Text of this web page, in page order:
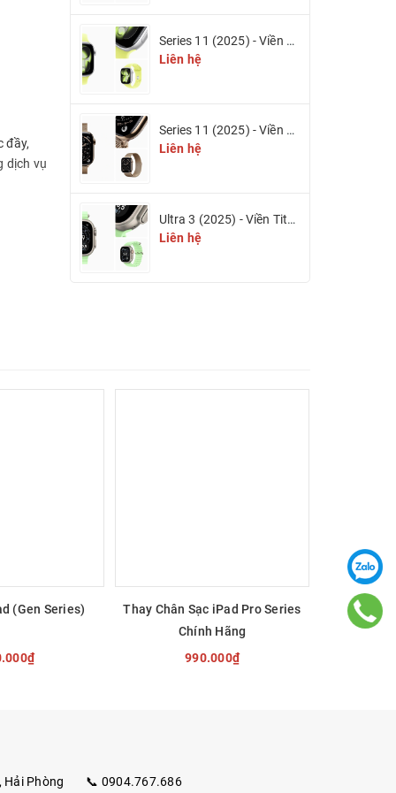
đầy,
dịch vụ
Series 11 (2025) - Viền nhôm & Dây cao su
Liên hệ
Series 11 (2025) - Viền Titan & Dây Titan Milan (eSIM)
Liên hệ
Ultra 3 (2025) - Viền Titan 49mm (eSIM)
Liên hệ
(Gen Series)
Thay Chân Sạc iPad Pro Series
Chính Hãng
990.000₫
Thay
Hải Phòng 📞 0904.767.686